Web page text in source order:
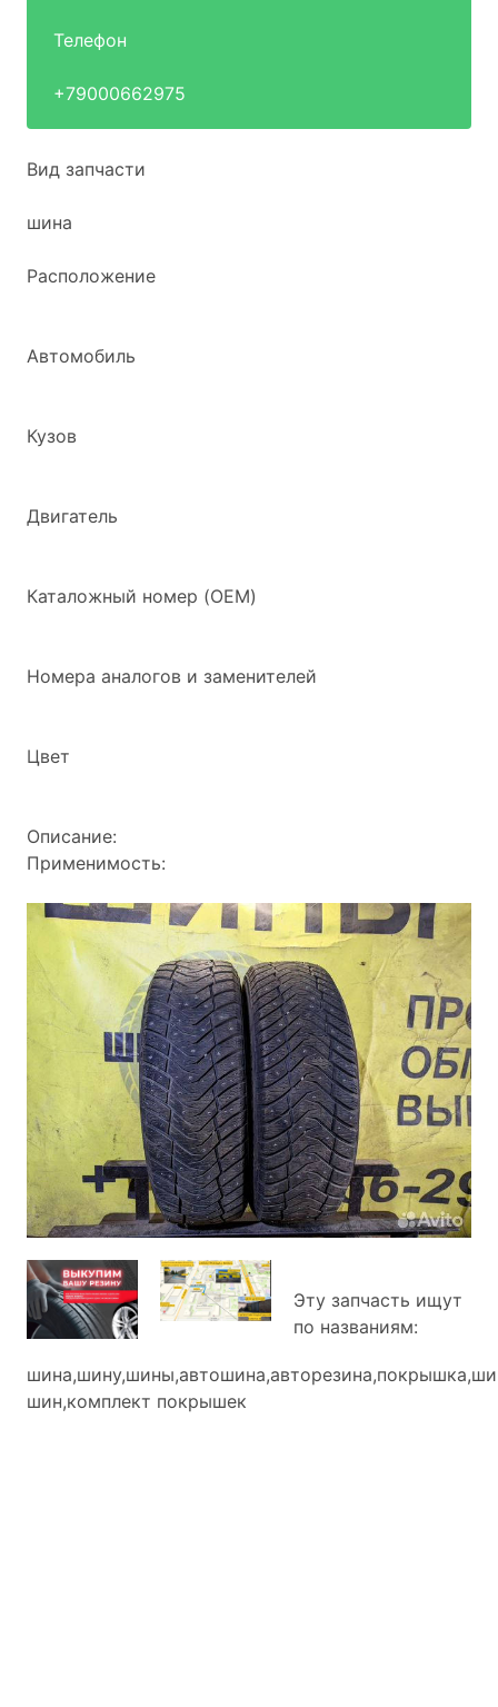
Телефон
+79000662975
Вид запчасти
шина
Расположение
Автомобиль
Кузов
Двигатель
Каталожный номер (OEM)
Номера аналогов и заменителей
Цвет
Описание:
Применимость:
Эту запчасть ищут
по названиям:
шин,комплект покрышек